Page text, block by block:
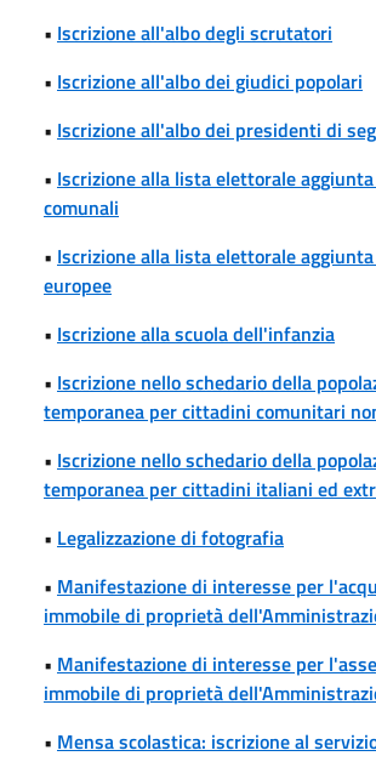
• Iscrizione all'albo degli scrutatori
• Iscrizione all'albo dei giudici popolari
• Iscrizione all'albo dei presidenti di
• Iscrizione alla lista elettorale
comunali
• Iscrizione alla lista elettorale
europee
• Iscrizione alla scuola dell'infanzia
• Iscrizione nello schedario della
temporanea per cittadini comunitari
• Iscrizione nello schedario della
temporanea per cittadini italiani ed
• Legalizzazione di fotografia
• Manifestazione di interesse per
immobile di proprietà
• Manifestazione di interesse per
immobile di proprietà
• Mensa scolastica: iscrizione al